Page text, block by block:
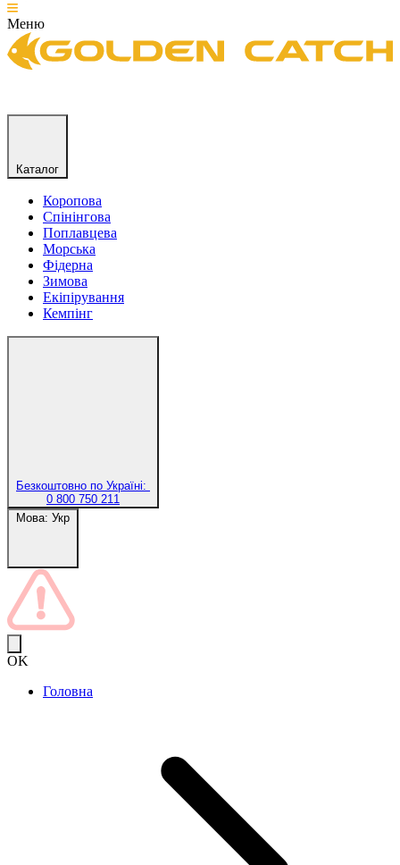
Меню
Каталог
Коропова
Спінінгова
Поплавцева
Морська
Фідерна
Зимова
Екіпірування
Кемпінг
Безкоштовно по Україні:
0 800 750 211
Мова: Укр
OK
Головна